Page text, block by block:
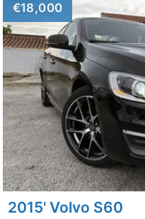
€18,000
2015' Volvo S60